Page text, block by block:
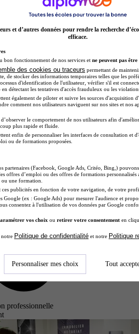
professionnelle
et d’autres données pour rendre la recherche
efficace.
bon fonctionnement de nos services et ne peuvent pas être
des cookies ou traceurs permettant de
de stocker des informations temporaires telles que les
d'identification de l'utilisateur, vérifier s'il est
détectant les tentatives d'accès frauduleux ou les
également de piloter et suivre les sources d'acquisition
comment nos utilisateurs naviguent sur nos sites et nos
le comportement de nos utilisateurs afin
plus rapide et fluide.
enfin de personnaliser les interfaces de consultation et
ou de formations proposées.
partenaires (Facebook, Google Ads, Critéo, Bing,)
offres d’emploi ou des offres de formations
une formation.
ces publicités en fonction de votre navigation, de votre
Google (ex : Google Ads) pour mesurer l'audience et
consentez à l'utilisation de vos données par Google
vos choix ou retirer votre consentement en
notre Politique de confidentialité et notre Politique
Personnaliser mes choix Tout